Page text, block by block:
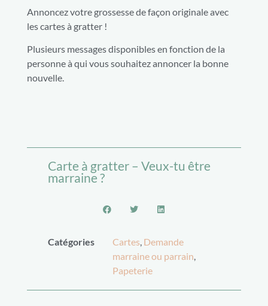
Annoncez votre grossesse de façon originale avec
les cartes à gratter !
Plusieurs messages disponibles en fonction de la
personne à qui vous souhaitez annoncer la bonne
nouvelle.
Carte à gratter – Veux-tu être
marraine ?
Catégories Cartes, Demande
marraine ou parrain,
Papeterie